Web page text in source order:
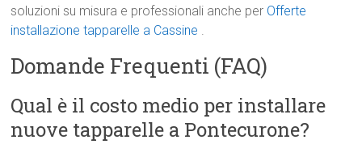
soluzioni su misura e professionali anche per Offerte
installazione tapparelle a Cassine .
Domande Frequenti (FAQ)
Qual è il costo medio per installare
nuove tapparelle a Pontecurone?